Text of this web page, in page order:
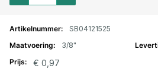
SB04121525
3/8"
€ 0,97